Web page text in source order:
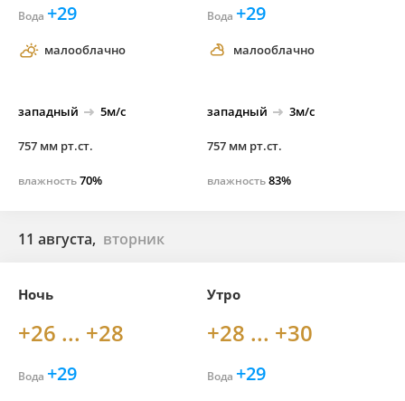
Вода +29
малооблачно
западный 5м/с
757 мм рт.ст.
влажность70%
Вода +29
малооблачно
западный 3м/с
757 мм рт.ст.
влажность83%
11 августа, вторник
Ночь
+26 ... +28
Вода +29
Утро
+28 ... +30
Вода +29